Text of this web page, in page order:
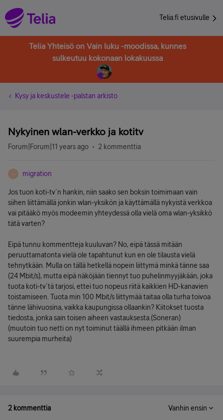
Telia.fi etusivulle
Telia Yhteisö on Vain luku -moodissa, kunnes
sulkeutuu kokonaan lokakuussa
Kysy ja keskustele -palstan arkisto
Nykyinen wlan-verkko ja kotitv
Forum|Forum|11 years ago 2 kommenttia
M migration
Jos tuon koti-tv´n hankin, niin saako sen boksin toimimaan vain
siihen liittämällä jonkin wlan-yksikön ja käyttämällä nykyistä verkkoa
vai pitääkö myös modeemin yhteydessä olla vielä oma wlan-yksikkö
tätä varten?
Eipä tunnu kommentteja kuuluvan? No, eipä tässä mitään
peruuttamatonta vielä ole tapahtunut kun en ole tilausta vielä
tehnytkään. Mulla on tällä hetkellä nopein liittymä minkä tänne saa
(24 Mbit/s), mutta eipä näköjään tiennyt tuo puhelinmyyjäkään, joka
tuota koti-tv´tä tarjosi, ettei tuo nopeus riitä kaikkien HD-kanavien
toistamiseen. Tuota min 100 Mbit/s liittymää taitaa olla turha toivoa
tänne lähivuosina, vaikka kaupungissa ollaankin? Kiitokset tuosta
tiedosta, jonka sain toisen aiheen vastauksesta.(Soneran)
(muutoin tuo netti on nyt toiminut täällä ihmeen pitkään ilman
suurempia murheita)
2 kommenttia Vanhin ensin